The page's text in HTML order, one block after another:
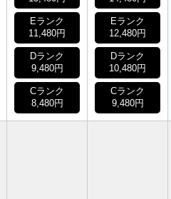
Eランク
11,480円
Dランク
9,480円
Cランク
8,480円
Eランク
12,480円
Dランク
10,480円
Cランク
9,480円